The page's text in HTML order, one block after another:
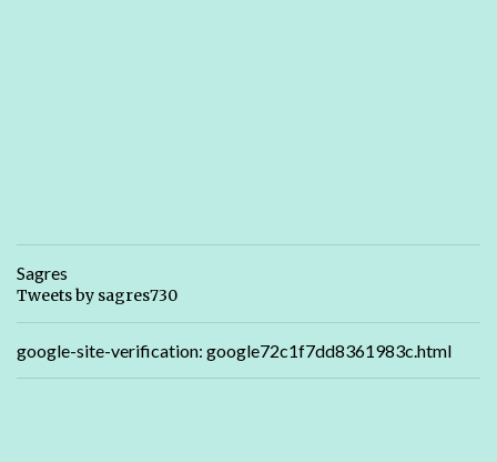
Sagres
Tweets by sagres730
google-site-verification: google72c1f7dd8361983c.html